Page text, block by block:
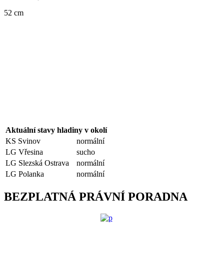
52 cm
Aktuální stavy hladiny v okolí
KS Svinov
normální
LG Vřesina
sucho
LG Slezská Ostrava
normální
LG Polanka
normální
BEZPLATNÁ PRÁVNÍ PORADNA